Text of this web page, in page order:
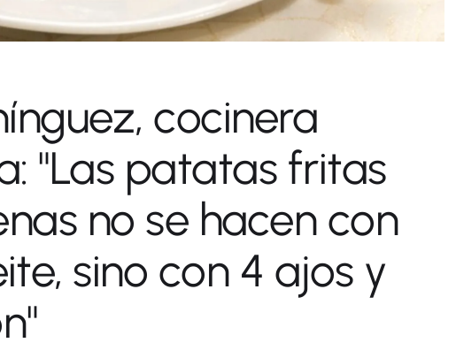
cocinera
"Las patatas fritas
no se hacen con
sino con 4 ajos y